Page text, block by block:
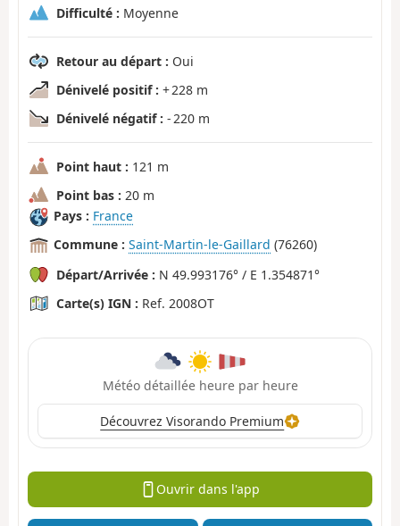
Difficulté : Moyenne
Retour au départ : Oui
Dénivelé positif : + 228 m
Dénivelé négatif : - 220 m
Point haut : 121 m
Point bas : 20 m
Pays : France
Commune : Saint-Martin-le-Gaillard (76260)
Départ/Arrivée : N 49.993176° / E 1.354871°
Carte(s) IGN : Ref. 2008OT
Météo détaillée heure par heure
Découvrez Visorando Premium
Ouvrir dans l'app